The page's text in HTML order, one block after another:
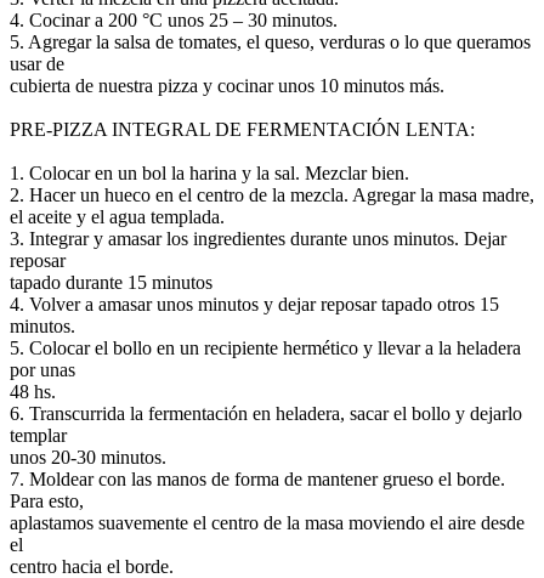
4. Cocinar a 200 °C unos 25 – 30 minutos.
5. Agregar la salsa de tomates, el queso, verduras o lo que queramos
usar de
cubierta de nuestra pizza y cocinar unos 10 minutos más.
PRE-PIZZA INTEGRAL DE FERMENTACIÓN LENTA:
1. Colocar en un bol la harina y la sal. Mezclar bien.
2. Hacer un hueco en el centro de la mezcla. Agregar la masa madre,
el aceite y el agua templada.
3. Integrar y amasar los ingredientes durante unos minutos. Dejar
reposar
tapado durante 15 minutos
4. Volver a amasar unos minutos y dejar reposar tapado otros 15
minutos.
5. Colocar el bollo en un recipiente hermético y llevar a la heladera
por unas
48 hs.
6. Transcurrida la fermentación en heladera, sacar el bollo y dejarlo
templar
unos 20-30 minutos.
7. Moldear con las manos de forma de mantener grueso el borde.
Para esto,
aplastamos suavemente el centro de la masa moviendo el aire desde
el
centro hacia el borde.